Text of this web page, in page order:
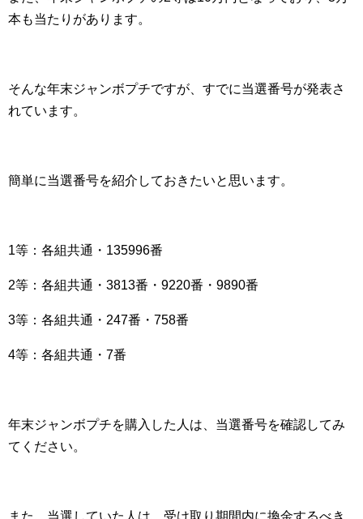
本も当たりがあります。
そんな年末ジャンボプチですが、すでに当選番号が発表さ
れています。
簡単に当選番号を紹介しておきたいと思います。
1等：各組共通・135996番
2等：各組共通・3813番・9220番・9890番
3等：各組共通・247番・758番
4等：各組共通・7番
年末ジャンボプチを購入した人は、当選番号を確認してみ
てください。
また、当選していた人は、受け取り期間内に換金するべき